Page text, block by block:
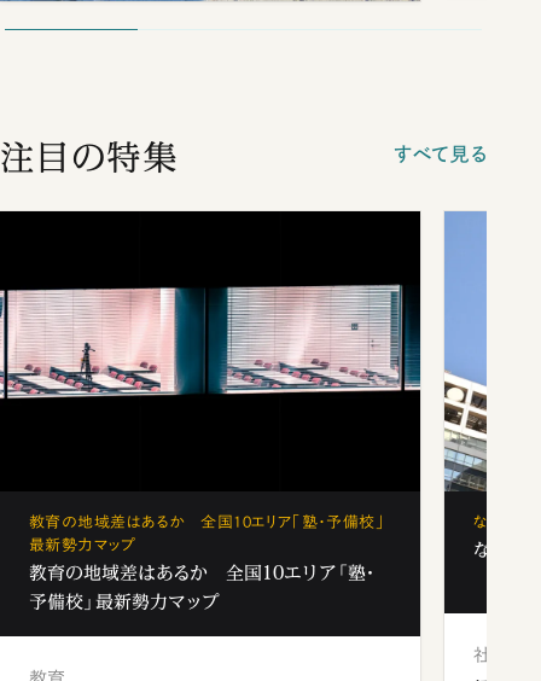
注目の特集 すべて見る
教育の地域差はあるか 全国10エリア「塾・予備校」
最新勢力マップ
教育の地域差はあるか 全国10エリア「塾・
予備校」最新勢力マップ
なぜ「フ
なぜ「
社会